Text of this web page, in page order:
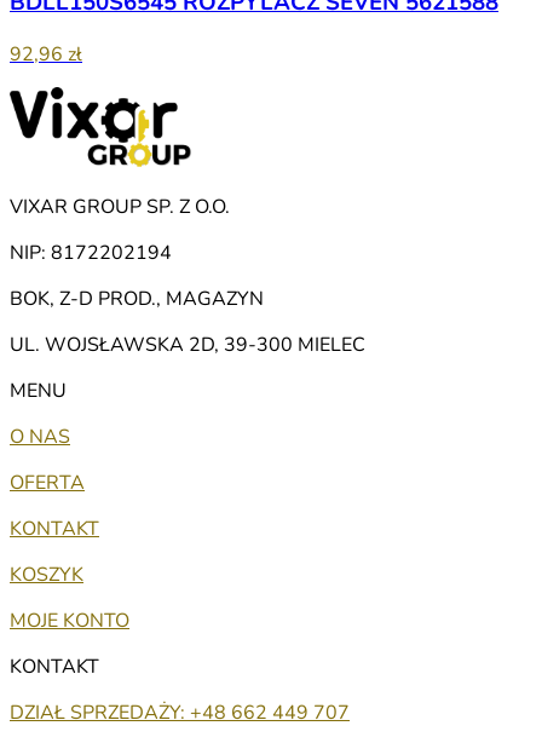
92,96 zł
VIXAR GROUP SP. Z O.O.
NIP: 8172202194
BOK, Z-D PROD., MAGAZYN
UL. WOJSŁAWSKA 2D, 39-300 MIELEC
MENU
O NAS
OFERTA
KONTAKT
KOSZYK
MOJE KONTO
KONTAKT
DZIAŁ SPRZEDAŻY: +48 662 449 707